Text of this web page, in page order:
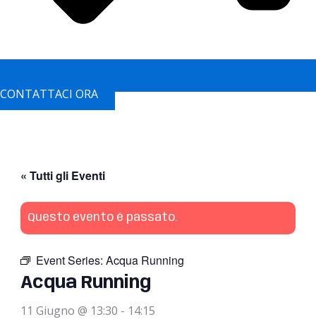
CONTATTACI ORA
« Tutti gli Eventi
Questo evento è passato.
Event Series: Acqua Running
Acqua Running
11 Giugno @ 13:30 - 14:15